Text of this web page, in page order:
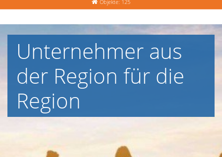
Objekte: 125
Unternehmer aus
der Region für die
Region